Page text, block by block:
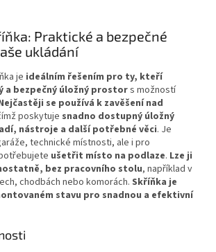
Praktické a bezpečné
ukládání
je ideálním řešením pro ty, kteří
a bezpečný úložný prostors možností
se používá k zavěšení nad
poskytuje snadno dostupný úložný
nástroje a další potřebné věci. Je
technické místnosti, ale i pro
ušetřit místo na podlaze. Lze ji
bez pracovního stolu, například v
chodbách nebo komorách. Skříňka je
stavu pro snadnou a efektivní